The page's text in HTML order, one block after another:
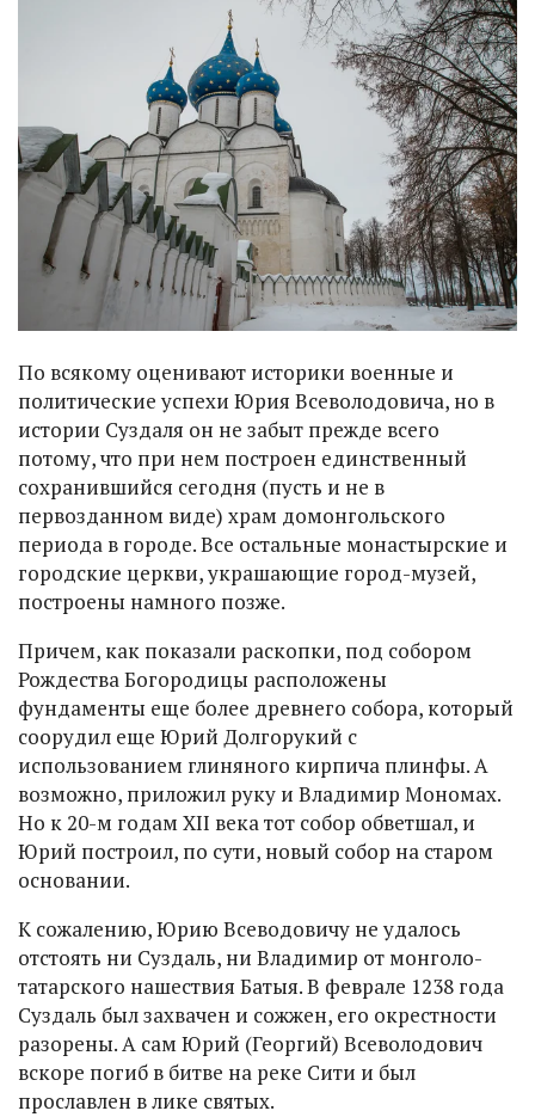
По всякому оценивают историки военные и
политические успехи Юрия Всеволодовича, но в
истории Суздаля он не забыт прежде всего
потому, что при нем построен единственный
сохранившийся сегодня (пусть и не в
первозданном виде) храм домонгольского
периода в городе. Все остальные монастырские и
городские церкви, украшающие город-музей,
построены намного позже.
Причем, как показали раскопки, под собором
Рождества Богородицы расположены
фундаменты еще более древнего собора, который
соорудил еще Юрий Долгорукий с
использованием глиняного кирпича плинфы. А
возможно, приложил руку и Владимир Мономах.
Но к 20-м годам XII века тот собор обветшал, и
Юрий построил, по сути, новый собор на старом
основании.
К сожалению, Юрию Всеводовичу не удалось
отстоять ни Суздаль, ни Владимир от монголо-
татарского нашествия Батыя. В феврале 1238 года
Суздаль был захвачен и сожжен, его окрестности
разорены. А сам Юрий (Георгий) Всеволодович
вскоре погиб в битве на реке Сити и был
прославлен в лике святых.